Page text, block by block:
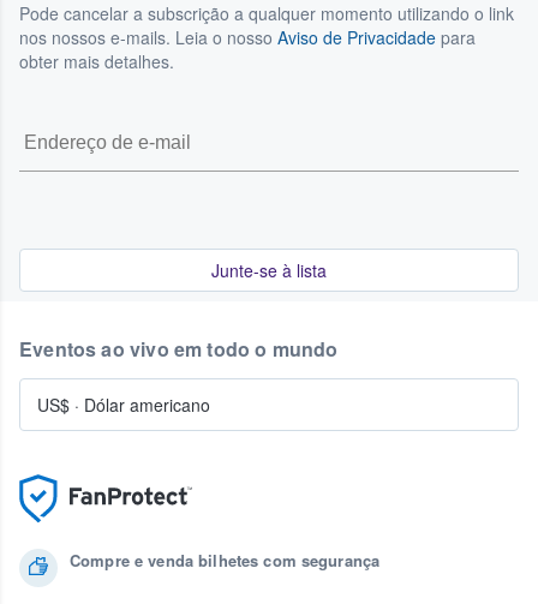
Pode cancelar a subscrição a qualquer momento utilizando o link
nos nossos e-mails. Leia o nosso Aviso de Privacidade para
obter mais detalhes.
Junte-se à lista
Compre e venda bilhetes com segurança
Eventos ao vivo em todo o mundo
US$ · Dólar americano